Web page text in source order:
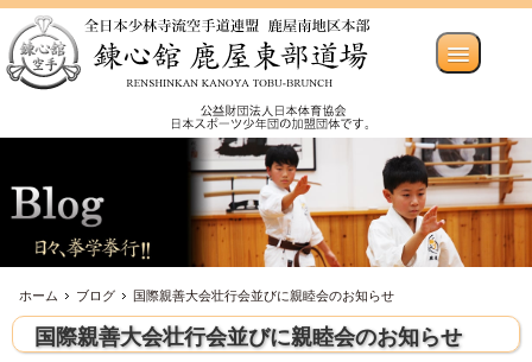
ホーム ブログ 国際親善大会壮行会並びに親睦会のお知らせ
国際親善大会壮行会並びに親睦会のお知らせ